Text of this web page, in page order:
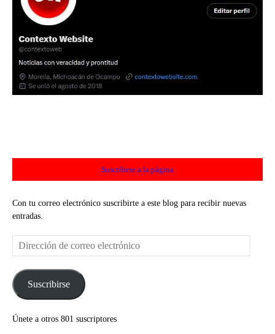
Suscríbete a la página
Con tu correo electrónico suscribirte a este blog para recibir nuevas
entradas.
Dirección
de
electrónicoSuscribirse
Únete a otros 801 suscriptores